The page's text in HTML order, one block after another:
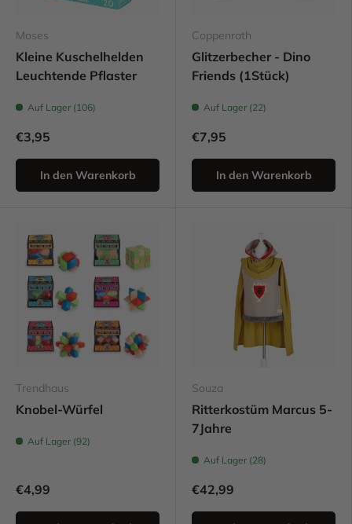
Moses
Kleine Kuschelhelden
Leuchtende Pflaster
Auf Lager (106)
€3,95
In den Warenkorb
Coppenrath
Glitzerbecher - Dino
Friends (1Stück)
Auf Lager (22)
€7,95
In den Warenkorb
Trendhaus
Knobel-Würfel
Auf Lager (92)
€4,99
Souza
Ritterkostüm Marcus 5-
7Jahre
Auf Lager (28)
€42,99